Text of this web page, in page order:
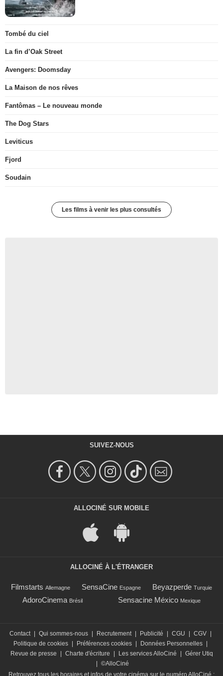
Tombé du ciel
La fin d’Oak Street
Avengers: Doomsday
La Maison de nos rêves
Fantômas – Le nouveau monde
The Dog Stars
Leviticus
Fjord
Soudain
Les films à venir les plus consultés
SUIVEZ-NOUS
ALLOCINÉ SUR MOBILE
ALLOCINÉ À L'ÉTRANGER
Filmstarts Allemagne SensaCine Espagne Beyazperde Turquie
AdoroCinema Brésil Sensacine México Mexique
Contact Qui sommes-nous Recrutement Publicité CGU CGV
Politique de cookies
Préférences cookies Données Personnelles
Revue de presse
Charte d'écriture Les services AlloCiné
Gérer Utiq
©AlloCiné
Retrouvez tous les horaires et infos de votre cinéma sur le numéro AlloCiné :